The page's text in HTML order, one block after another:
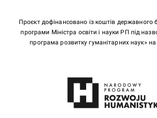
Проєкт дофінансовано із коштів
програми Міністра освіти і науки РП під
програма розвитку гуманітарних наук»